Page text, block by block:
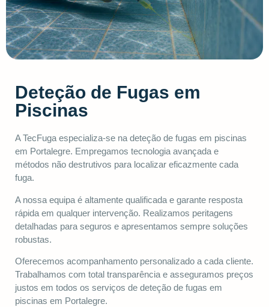
Deteção de Fugas em
Piscinas
A TecFuga especializa-se na deteção de fugas em piscinas
em Portalegre. Empregamos tecnologia avançada e
métodos não destrutivos para localizar eficazmente cada
fuga.
A nossa equipa é altamente qualificada e garante resposta
rápida em qualquer intervenção. Realizamos peritagens
detalhadas para seguros e apresentamos sempre soluções
robustas.
Oferecemos acompanhamento personalizado a cada cliente.
Trabalhamos com total transparência e asseguramos preços
justos em todos os serviços de deteção de fugas em
piscinas em Portalegre.